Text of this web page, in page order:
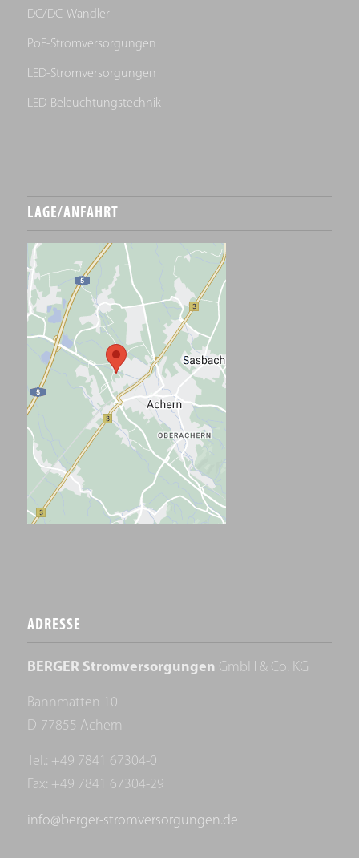
DC/DC-Wandler
PoE-Stromversorgungen
LED-Stromversorgungen
LED-Beleuchtungstechnik
LAGE/ANFAHRT
ADRESSE
BERGER Stromversorgungen GmbH & Co. KG
Bannmatten 10
D-77855 Achern
Tel.: +49 7841 67304-0
Fax: +49 7841 67304-29
info@berger-stromversorgungen.de